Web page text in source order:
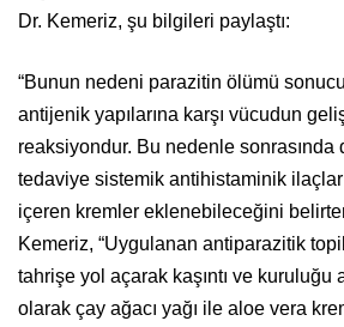
Dr. Kemeriz, şu bilgileri paylaştı:
“Bunun nedeni parazitin ölümü
antijenik yapılarına karşı vücudun
reaksiyondur. Bu nedenle sonrasında
tedaviye sistemik antihistaminik
içeren kremler eklenebileceğini
Kemeriz, “Uygulanan antiparazitik
tahrişe yol açarak kaşıntı ve kuruluğu
olarak çay ağacı yağı ile aloe vera